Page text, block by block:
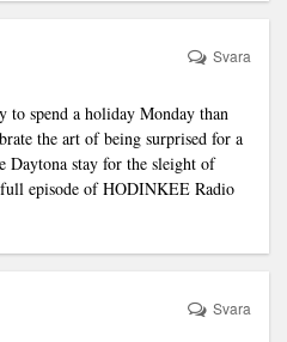
to spend a holiday Monday than
the art of being surprised for a
Daytona stay for the sleight of
episode of HODINKEE Radio
Svara
Svara